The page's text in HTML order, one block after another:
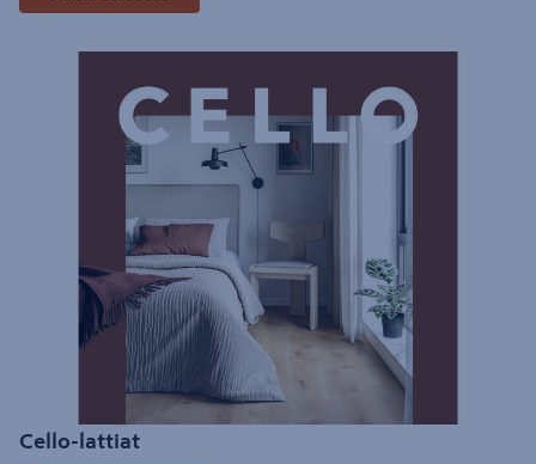
Cello-lattiat